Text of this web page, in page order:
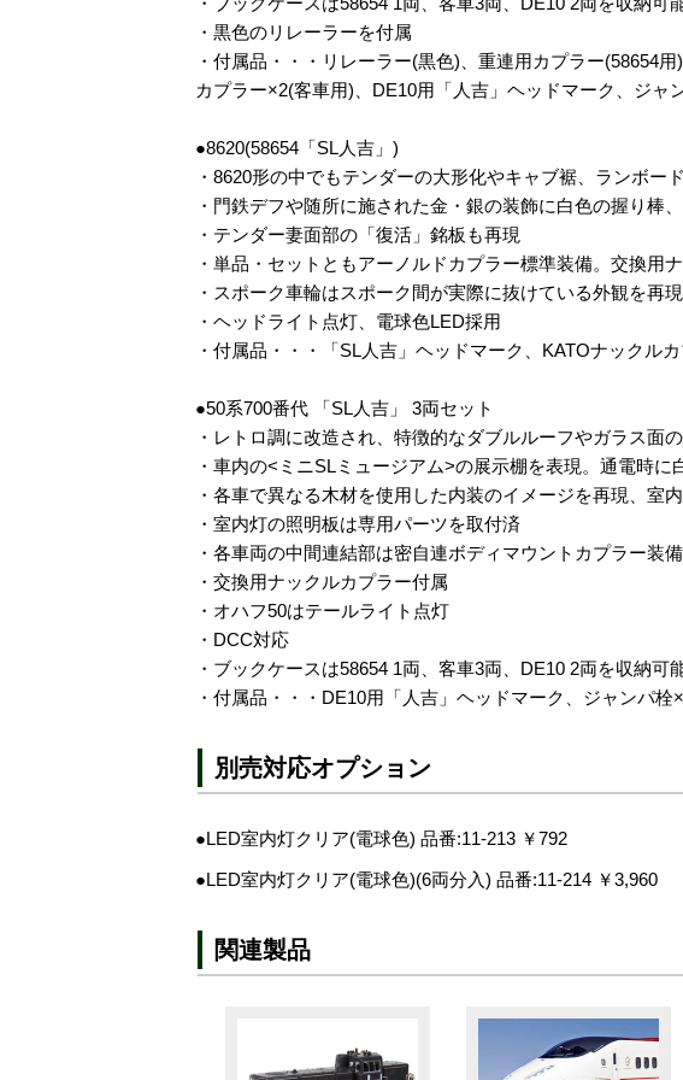
・黒色のリレーラーを付属
・付属品・・・リレーラー(黒色)、重連用カプラー(58654
カプラー×2(客車用)、DE10用「人吉」ヘッドマーク、ジャ
●8620(58654「SL人吉」)
・8620形の中でもテンダーの大形化やキャブ裾、ランボ
・門鉄デフや随所に施された金・銀の装飾に白色の握り棒
・テンダー妻面部の「復活」銘板も再現
・単品・セットともアーノルドカプラー標準装備。交換用
・スポーク車輪はスポーク間が実際に抜けている外観を再現
・ヘッドライト点灯、電球色LED採用
・付属品・・・「SL人吉」ヘッドマーク、KATOナックル
●50系700番代 「SL人吉」 3両セット
・レトロ調に改造され、特徴的なダブルルーフやガラス面
・車内の<ミニSLミュージアム>の展示棚を表現。通電時に
・各車で異なる木材を使用した内装のイメージを再現、室
・室内灯の照明板は専用パーツを取付済
・各車両の中間連結部は密自連ボディマウントカプラー
・交換用ナックルカプラー付属
・オハフ50はテールライト点灯
・DCC対応
・ブックケースは58654 1両、客車3両、DE10 2両を収納可
・付属品・・・DE10用「人吉」ヘッドマーク、ジャンパ
別売対応オプション
●LED室内灯クリア(電球色) 品番:11-213 ￥792
●LED室内灯クリア(電球色)(6両分入) 品番:11-214 ￥3,960
関連製品